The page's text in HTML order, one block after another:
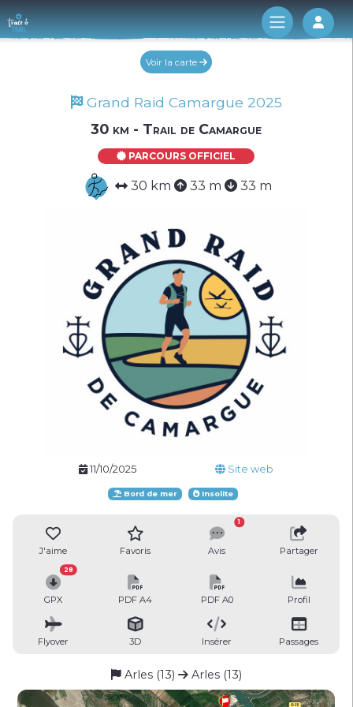
Log
Voir la carte
Grand Raid Camargue 2025
30 km - Trail de Camargue
PARCOURS OFFICIEL
30 km 33 m 33 m
11/10/2025 Site web
Bord de mer Insolite
J'aime Favoris Avis
1
Partager
GPX
28
PDF A4 PDF A0 Profil
Flyover 3D Insérer Passages
Arles (13) Arles (13)